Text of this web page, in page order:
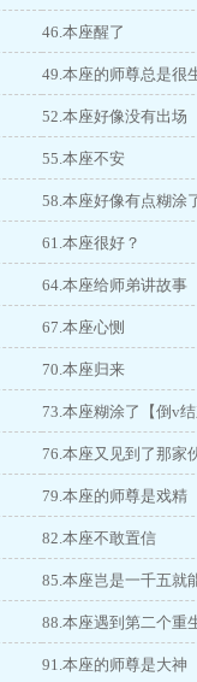
46.本座醒了
49.本座的师尊总是很
52.本座好像没有出场
55.本座不安
58.本座好像有点糊涂
61.本座很好？
64.本座给师弟讲故事
67.本座心恻
70.本座归来
73.本座糊涂了【倒v结
76.本座又见到了那家
79.本座的师尊是戏精
82.本座不敢置信
85.本座岂是一千五就
88.本座遇到第二个重
91.本座的师尊是大神